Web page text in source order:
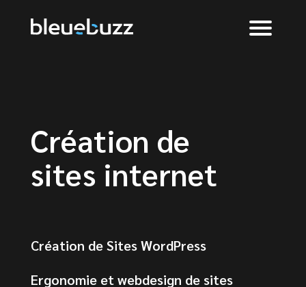
Création de
sites internet
Création de Sites WordPress
Ergonomie et webdesign de sites